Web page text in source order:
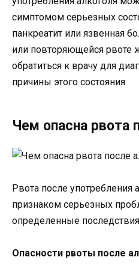
симптомом серьезных
панкреатит или язвенная
или повторяющейся рвоте
обратиться к врачу для
причины этого состояния.
Чем опасна рвота
Рвота после употребления
признаком серьезных
определенные
Опасности рвоты после